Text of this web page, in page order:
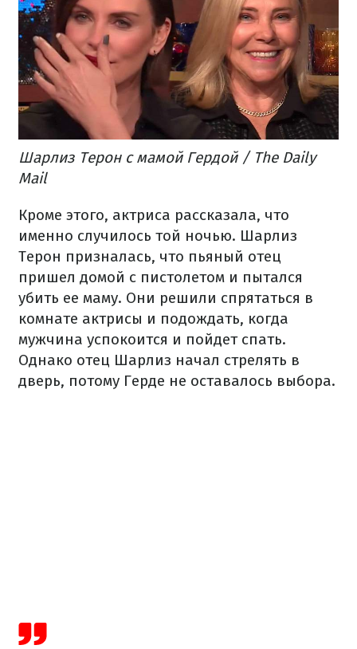
Шарлиз Терон с мамой Гердой / The Daily
Mail
Кроме этого, актриса рассказала, что
именно случилось той ночью. Шарлиз
Терон призналась, что пьяный отец
пришел домой с пистолетом и пытался
убить ее маму. Они решили спрятаться в
комнате актрисы и подождать, когда
мужчина успокоится и пойдет спать.
Однако отец Шарлиз начал стрелять в
дверь, потому Герде не оставалось выбора.